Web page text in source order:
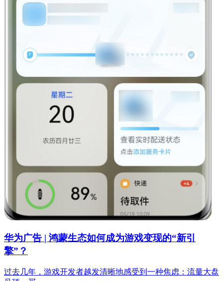
华为广告 | 鸿蒙生态如何成为游戏变现的“新引
擎”？
过去几年，游戏开发者越发清晰地感受到一种焦虑：流量大盘